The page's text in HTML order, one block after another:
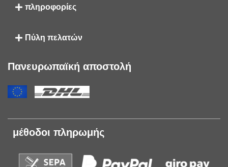
πληροφορίες
Πύλη πελατών
Πανευρωπαϊκή αποστολή
μέθοδοι πληρωμής